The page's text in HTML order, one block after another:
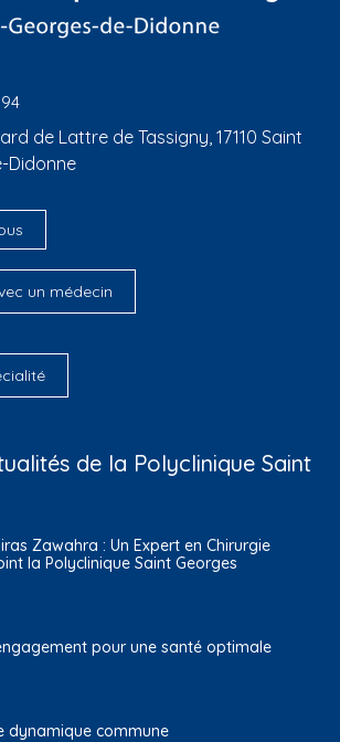
de Lattre de Tassigny, 17110 Saint
Didonne
un médecin
de la Polyclinique Saint
Zawahra : Un Expert en Chirurgie
la Polyclinique Saint Georges
pour une santé optimale
dynamique commune